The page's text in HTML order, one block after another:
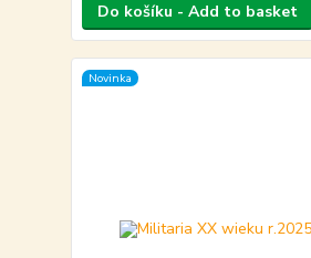
Do košíku - Add to basket
Novinka